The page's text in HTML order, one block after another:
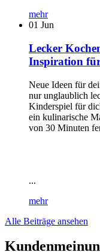
mehr
01 Jun
Lecker
Inspiration für
Neue Ideen für
nur unglaublich
Kinderspiel für
ein kulinarische
von 30 Minuten
...
mehr
Alle Beiträge ansehen